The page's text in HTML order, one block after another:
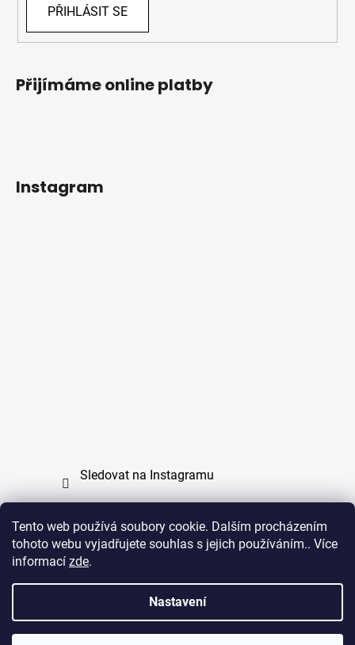
Tento web používá soubory cookie. Dalším procházením
tohoto webu vyjadřujete souhlas s jejich používáním.. Více
informací zde.
Nastavení
PŘIHLÁSIT SE
Přijímáme online platby
Instagram
Sledovat na Instagramu
Copyright (c) 2011 - 2026 zoo-branik.cz - Všechna